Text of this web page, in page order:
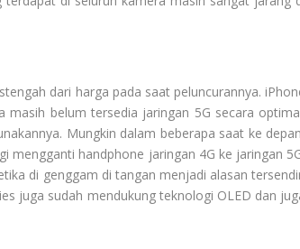
dari harga pada saat peluncurannya.
masih belum tersedia jaringan 5G secara
Mungkin dalam beberapa saat ke
mengganti handphone jaringan 4G ke jaringan
di genggam di tangan menjadi alasan
juga sudah mendukung teknologi OLED dan